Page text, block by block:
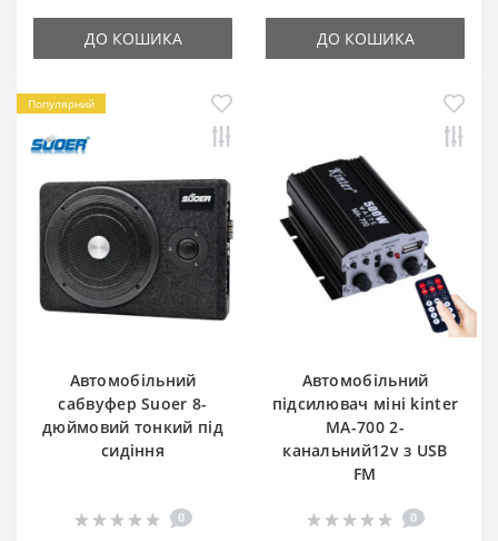
ДО КОШИКА ДО КОШИКА
Популярний
Автомобільний
сабвуфер Suoer 8-
дюймовий тонкий під
сидіння
0
Автомобільний
підсилювач міні kinter
MA-700 2-
канальний12v з USB
FM
0